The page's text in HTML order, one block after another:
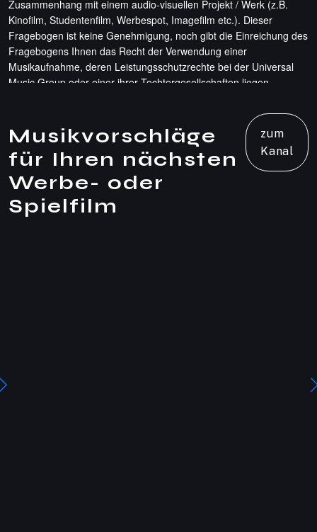
Musikvorschläge
für Ihren nächsten
Werbe- oder
Spielfilm
zum
Kanal